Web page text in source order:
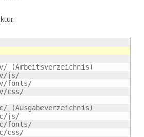
(Arbeitsverzeichnis)
js/
fonts/
css/
(Ausgabeverzeichnis)
js/
fonts/
css/